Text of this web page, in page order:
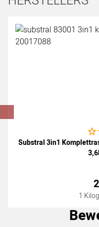
Artikel überspringen
Substral 3in1
1